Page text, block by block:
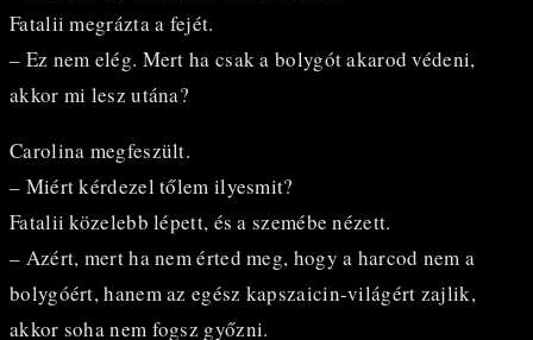
Fatalii megrázta a fejét.
– Ez nem elég. Mert ha csak a bolygót akarod védeni,
akkor mi lesz utána?
Carolina megfeszült.
– Miért kérdezel tőlem ilyesmit?
Fatalii közelebb lépett, és a szemébe nézett.
– Azért, mert ha nem érted meg, hogy a harcod nem a
bolygóért, hanem az egész kapszaicin-világért zajlik,
akkor soha nem fogsz győzni.